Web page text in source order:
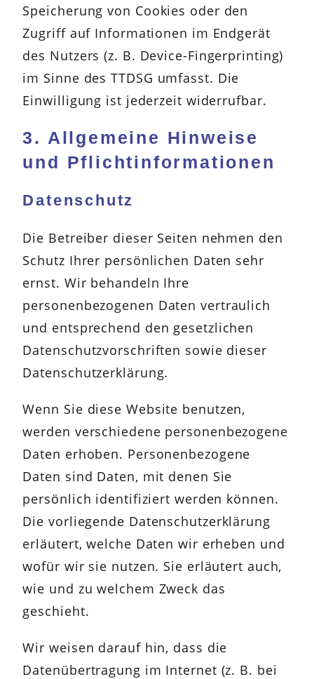
Speicherung von Cookies oder den
Zugriff auf Informationen im Endgerät
des Nutzers (z. B. Device-Fingerprinting)
im Sinne des TTDSG umfasst. Die
Einwilligung ist jederzeit widerrufbar.
3. Allgemeine Hinweise
und Pflicht­informationen
Datenschutz
Die Betreiber dieser Seiten nehmen den
Schutz Ihrer persönlichen Daten sehr
ernst. Wir behandeln Ihre
personenbezogenen Daten vertraulich
und entsprechend den gesetzlichen
Datenschutzvorschriften sowie dieser
Datenschutzerklärung.
Wenn Sie diese Website benutzen,
werden verschiedene personenbezogene
Daten erhoben. Personenbezogene
Daten sind Daten, mit denen Sie
persönlich identifiziert werden können.
Die vorliegende Datenschutzerklärung
erläutert, welche Daten wir erheben und
wofür wir sie nutzen. Sie erläutert auch,
wie und zu welchem Zweck das
geschieht.
Wir weisen darauf hin, dass die
Datenübertragung im Internet (z. B. bei